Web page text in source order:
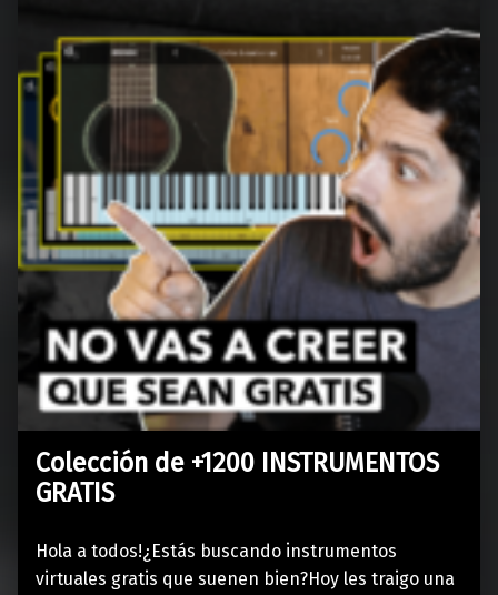
Colección de +1200 INSTRUMENTOS
GRATIS
Hola a todos!¿Estás buscando instrumentos
virtuales gratis que suenen bien?Hoy les traigo una